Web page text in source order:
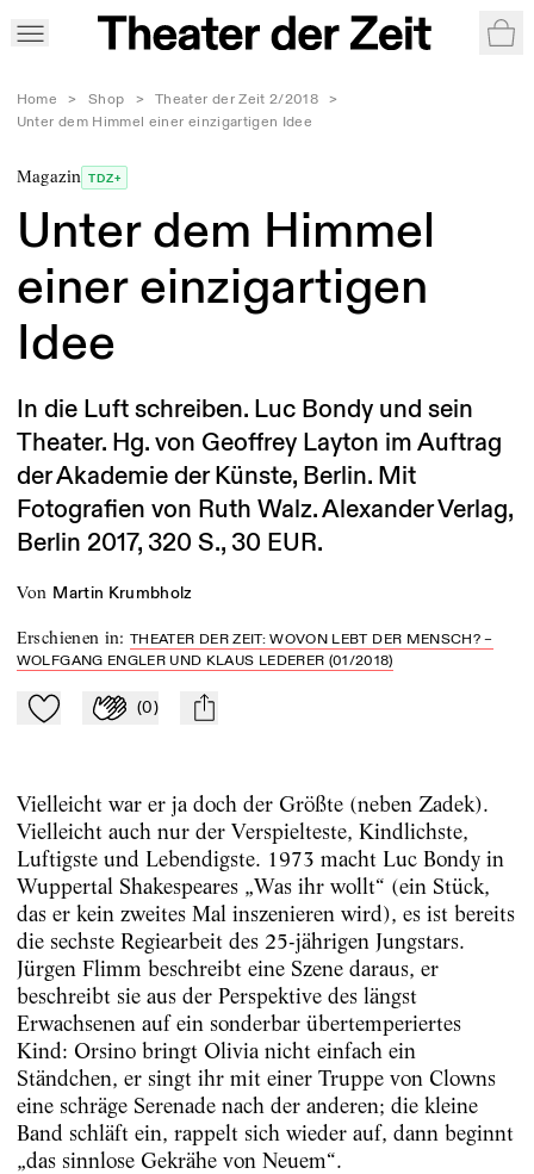
Home > Shop > Theater der Zeit 2/2018
>
Unter dem Himmel einer einzigartigen Idee
Magazin TDZ+
Unter dem Himmel
einer einzigartigen
Idee
In die Luft schreiben. Luc Bondy und sein
Theater. Hg. von Geoffrey Layton im Auftrag
der Akademie der Künste, Berlin. Mit
Fotografien von Ruth Walz. Alexander Verlag,
Berlin 2017, 320 S., 30 EUR.
von Martin Krumbholz
Erschienen in:THEATER DER ZEIT: WOVON LEBT DER MENSCH? –
WOLFGANG ENGLER UND KLAUS LEDERER (01/2018)
Zu Mein-TdZ hinzufügen
Applaudieren
(0) mail
Vielleicht war er ja doch der Größte (neben Zadek).
Vielleicht auch nur der Verspielteste, Kindlichste,
Luftigste und Lebendigste. 1973 macht Luc Bondy in
Wuppertal Shakespeares „Was ihr wollt“ (ein Stück,
das er kein zweites Mal inszenieren wird), es ist bereits
die sechste Regiearbeit des 25-jährigen Jungstars.
Jürgen Flimm beschreibt eine Szene daraus, er
beschreibt sie aus der Perspektive des längst
Erwachsenen auf ein sonderbar übertemperiertes
Kind: Orsino bringt Olivia nicht einfach ein
Ständchen, er singt ihr mit einer Truppe von Clowns
eine schräge Serenade nach der anderen; die kleine
Band schläft ein, rappelt sich wieder auf, dann beginnt
„das sinnlose Gekrähe von Neuem“.